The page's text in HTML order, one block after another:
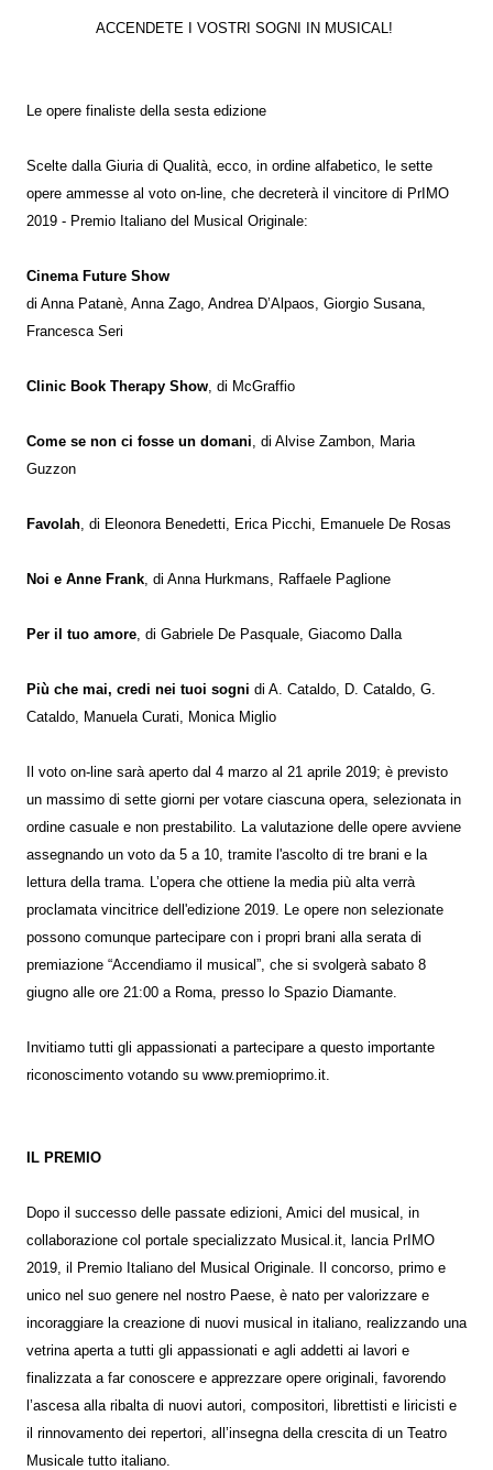
ACCENDETE I VOSTRI SOGNI IN MUSICAL!
Le opere finaliste della sesta edizione
Scelte dalla Giuria di Qualità, ecco, in ordine alfabetico, le sette
opere ammesse al voto on-line, che decreterà il vincitore di PrIMO
2019 - Premio Italiano del Musical Originale:
Cinema Future Show
di Anna Patanè, Anna Zago, Andrea D’Alpaos, Giorgio Susana,
Francesca Seri
Clinic Book Therapy Show, di McGraffio
Come se non ci fosse un domani, di Alvise Zambon, Maria
Guzzon
Favolah, di Eleonora Benedetti, Erica Picchi, Emanuele De Rosas
Noi e Anne Frank, di Anna Hurkmans, Raffaele Paglione
Per il tuo amore, di Gabriele De Pasquale, Giacomo Dalla
Più che mai, credi nei tuoi sogni di A. Cataldo, D. Cataldo, G.
Cataldo, Manuela Curati, Monica Miglio
Il voto on-line sarà aperto dal 4 marzo al 21 aprile 2019; è previsto
un massimo di sette giorni per votare ciascuna opera, selezionata in
ordine casuale e non prestabilito. La valutazione delle opere avviene
assegnando un voto da 5 a 10, tramite l'ascolto di tre brani e la
lettura della trama. L’opera che ottiene la media più alta verrà
proclamata vincitrice dell'edizione 2019. Le opere non selezionate
possono comunque partecipare con i propri brani alla serata di
premiazione “Accendiamo il musical”, che si svolgerà sabato 8
giugno alle ore 21:00 a Roma, presso lo Spazio Diamante.
Invitiamo tutti gli appassionati a partecipare a questo importante
riconoscimento votando su www.premioprimo.it.
IL PREMIO
Dopo il successo delle passate edizioni, Amici del musical, in
collaborazione col portale specializzato Musical.it, lancia PrIMO
2019, il Premio Italiano del Musical Originale. Il concorso, primo e
unico nel suo genere nel nostro Paese, è nato per valorizzare e
incoraggiare la creazione di nuovi musical in italiano, realizzando una
vetrina aperta a tutti gli appassionati e agli addetti ai lavori e
finalizzata a far conoscere e apprezzare opere originali, favorendo
l’ascesa alla ribalta di nuovi autori, compositori, librettisti e liricisti e
il rinnovamento dei repertori, all’insegna della crescita di un Teatro
Musicale tutto italiano.